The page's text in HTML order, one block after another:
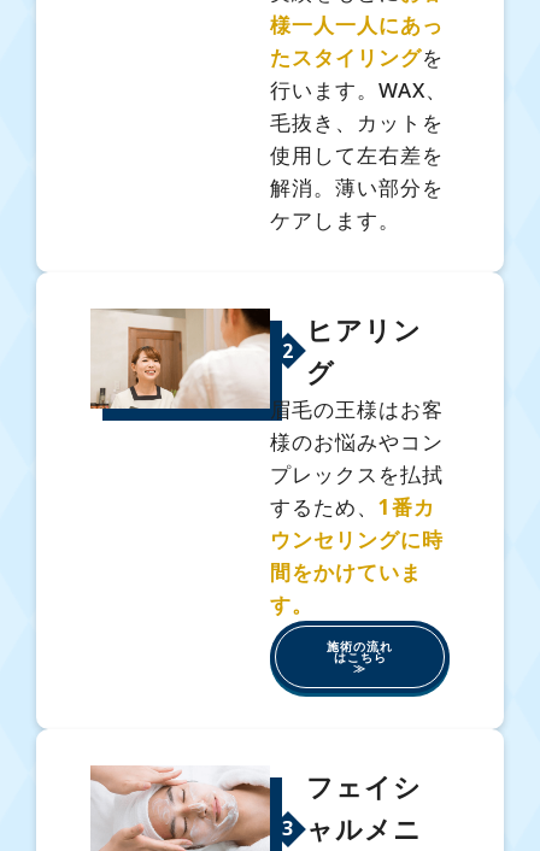
様一人一人にあっ
たスタイリングを
行います。WAX、
毛抜き、カットを
使用して左右差を
解消。薄い部分を
ケアします。
2
ヒアリン
グ
眉毛の王様はお客
様のお悩みやコン
プレックスを払拭
するため、 1番カ
ウンセリングに時
間をかけていま
す。
施術の流れ
はこちら
≫
3
フェイシ
ャルメニ